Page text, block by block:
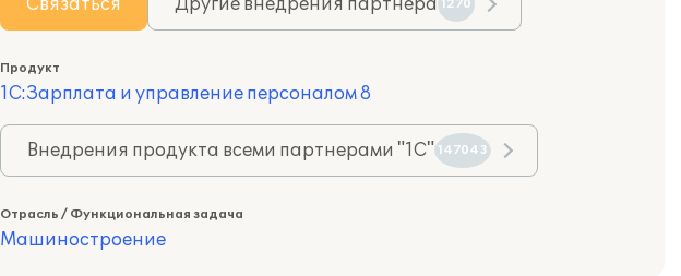
Связаться Другие внедрения партнера 1270
Продукт
1С:Зарплата и управление персоналом 8
Внедрения продукта всеми партнерами "1С" 147043
Отрасль / Функциональная задача
Машиностроение